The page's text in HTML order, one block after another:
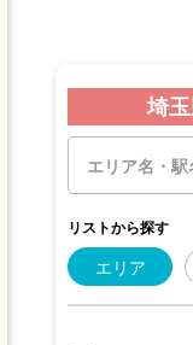
埼
リストから探す
エリア